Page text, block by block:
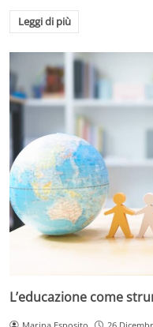
Leggi di più
L’educazione come